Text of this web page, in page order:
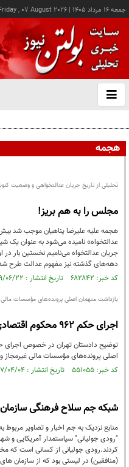
جمعه ۱۶ مرداد ۱۴۰۵ |
, 07 August 2026
باز
و
هجمه
تحلیلی از تاریخ جریان عدالتخواهی و وضعیت
مجلس را به هم بریز!
هجمه علیه علیرضا پناهیان موجب شد
عدالتخواه» نامیده می‌شود به عنوان
جریان عدالتخواه می‌نامیم نخستین بار
دهه‌های گذشته نیز مفهوم عدالت طرح
کد خبر: ۶۸۲۸۴۲ تاریخ انتشار : ۱۳۹۹/۰۶/۲۲
بازداشت متهمان اصلی پرونده‌های مؤسسات مالی
اجرای حکم ۹۶۲ محکوم اقتصادی
اصلی پرونده‌های مؤسسات مالی
کد خبر: ۵۵۱۰۵۵ تاریخ انتشار : ۱۳۹۷/۰۴/۰۴
شبکه جم سلاح فرهنگی
منابع نزدیک به جم اخبار و تصاویر
"رودی جولیانی" سیاستمدار آمریکایی و
کردند.رودی جولیانی از کسانی است که
(منافقین) در لیستی بود که از سازمان